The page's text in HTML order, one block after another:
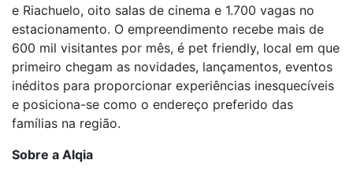
e Riachuelo, oito salas de cinema e 1.700 vagas no
estacionamento. O empreendimento recebe mais de
600 mil visitantes por mês, é pet friendly, local em que
primeiro chegam as novidades, lançamentos, eventos
inéditos para proporcionar experiências inesquecíveis
e posiciona-se como o endereço preferido das
famílias na região.
Sobre a Alqia